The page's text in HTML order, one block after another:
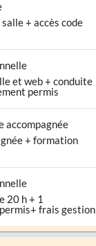
+ accès code
et web + conduite
permis
accompagnée
+ formation
20 h + 1
frais gestion